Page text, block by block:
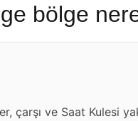
bölge
çarşı ve Saat Kulesi